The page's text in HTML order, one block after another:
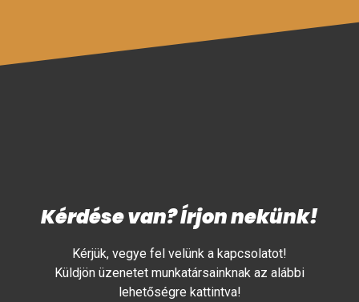
Kérdése van? Írjon nekünk!
Kérjük, vegye fel velünk a kapcsolatot!
Küldjön üzenetet munkatársainknak az alábbi
lehetőségre kattintva!